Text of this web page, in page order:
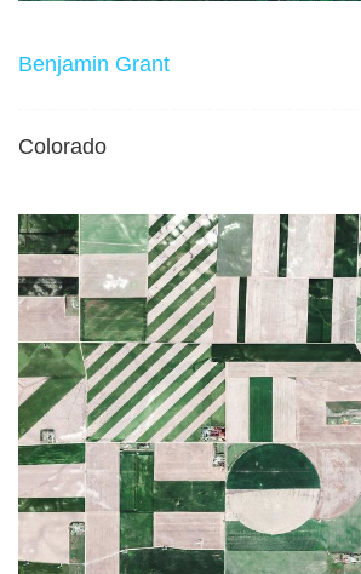
Benjamin Grant
Colorado